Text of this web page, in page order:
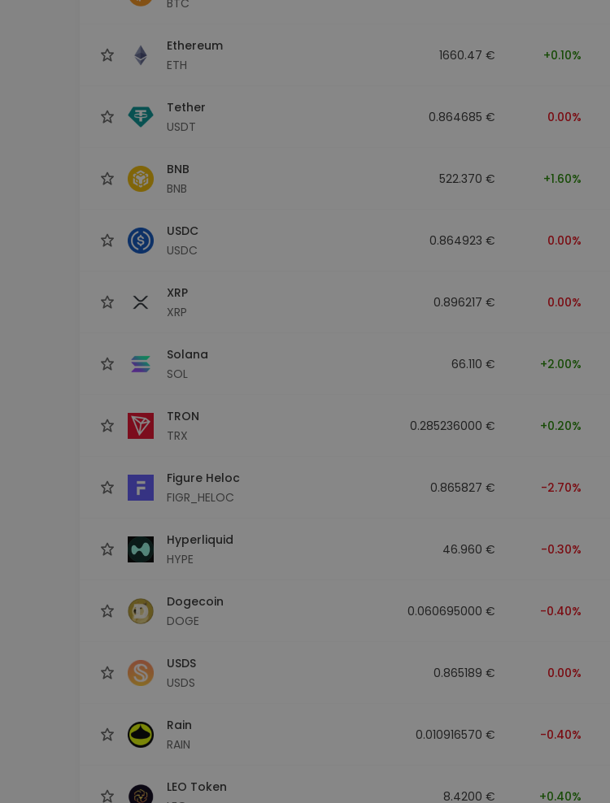
Ethereum
ETH
1660.47 € +0.10%
Tether
USDT
0.864685 € 0.00%
BNB
BNB
522.370 € +1.60%
USDC
USDC
0.864923 € 0.00%
XRP
XRP
0.896217 € 0.00%
Solana
SOL
66.110 € +2.00%
TRON
TRX
0.285236000 € +0.20%
Figure Heloc
FIGR_HELOC
0.865827 € -2.70%
Hyperliquid
HYPE
46.960 € -0.30%
Dogecoin
DOGE
0.060695000 € -0.40%
USDS
USDS
0.865189 € 0.00%
Rain
RAIN
0.010916570 € -0.40%
LEO Token
8.4200 € +0.40%